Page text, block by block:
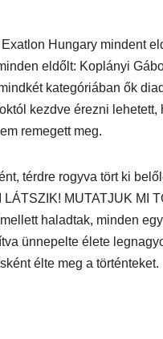
Hungary mindent
eldőlt: Koplányi
kategóriában ők
kezdve érezni
remegett meg.
térdre rogyva tört ki
MUTATJUK MI
haladtak, minden
ünnepelte élete
élte meg a történteket.